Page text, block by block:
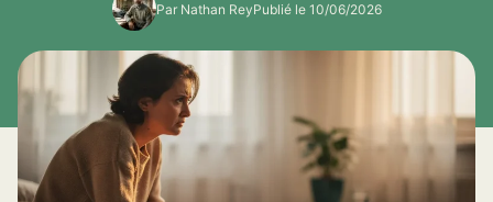
Par Nathan ReyPublié le 10/06/2026